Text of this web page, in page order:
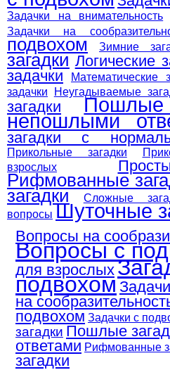
Задачки на внимательность
Задачки на
подвохом Зимние
загадки Логические
задачки
Математические
задачки
Неугадываемые
загадки
непошлыми
загадки с
Прикольные загадки
взрослых
Рифмованные
загадки Сложные
вопросы Шуточные
Вопросы на
Вопросы с
для взрослых
подвохом
на
подвохом Задачки с
загадки Пошлые
ответами Рифмованные
загадки